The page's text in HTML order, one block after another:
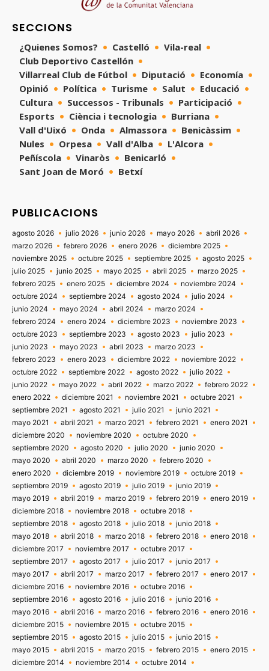
SECCIONS
¿Quienes Somos? Castelló
Vila-real
Club Deportivo Castellón
Villarreal Club de Fútbol
Diputació
Economía
Opinió
Política Turisme Salut
Educació
Cultura
Successos - Tribunals
Participació
Esports
Ciència i tecnologia
Burriana
Vall d'Uixó
Onda Almassora
Benicàssim
Nules
Orpesa Vall d'Alba
L'Alcora
Peñíscola
Vinaròs
Benicarló
Sant Joan de Moró
Betxí
PUBLICACIONS
agosto 2026 julio 2026 junio 2026 mayo 2026
abril 2026
marzo 2026
febrero 2026 enero 2026
diciembre 2025
noviembre 2025
octubre 2025 septiembre 2025
agosto 2025
julio 2025
junio 2025 mayo 2025 abril 2025
marzo 2025
febrero 2025
enero 2025 diciembre 2024
noviembre 2024
octubre 2024
septiembre 2024 agosto 2024
julio 2024
junio 2024
mayo 2024 abril 2024
marzo 2024
febrero 2024
enero 2024 diciembre 2023
noviembre 2023
octubre 2023
septiembre 2023 agosto 2023
julio 2023
junio 2023
mayo 2023 abril 2023
marzo 2023
febrero 2023
enero 2023 diciembre 2022
noviembre 2022
octubre 2022
septiembre 2022 agosto 2022
julio 2022
junio 2022
mayo 2022 abril 2022 marzo 2022
febrero 2022
enero 2022
diciembre 2021 noviembre 2021
octubre 2021
septiembre 2021
agosto 2021 julio 2021
junio 2021
mayo 2021
abril 2021 marzo 2021 febrero 2021
enero 2021
diciembre 2020
noviembre 2020
octubre 2020
septiembre 2020
agosto 2020 julio 2020
junio 2020
mayo 2020
abril 2020 marzo 2020
febrero 2020
enero 2020
diciembre 2019 noviembre 2019
octubre 2019
septiembre 2019
agosto 2019 julio 2019
junio 2019
mayo 2019
abril 2019 marzo 2019 febrero 2019
enero 2019
diciembre 2018
noviembre 2018
octubre 2018
septiembre 2018
agosto 2018 julio 2018
junio 2018
mayo 2018
abril 2018 marzo 2018 febrero 2018
enero 2018
diciembre 2017
noviembre 2017
octubre 2017
septiembre 2017
agosto 2017 julio 2017
junio 2017
mayo 2017
abril 2017 marzo 2017 febrero 2017
enero 2017
diciembre 2016
noviembre 2016
octubre 2016
septiembre 2016
agosto 2016 julio 2016
junio 2016
mayo 2016
abril 2016 marzo 2016 febrero 2016
enero 2016
diciembre 2015
noviembre 2015
octubre 2015
septiembre 2015
agosto 2015 julio 2015
junio 2015
mayo 2015
abril 2015 marzo 2015 febrero 2015
enero 2015
diciembre 2014
noviembre 2014
octubre 2014